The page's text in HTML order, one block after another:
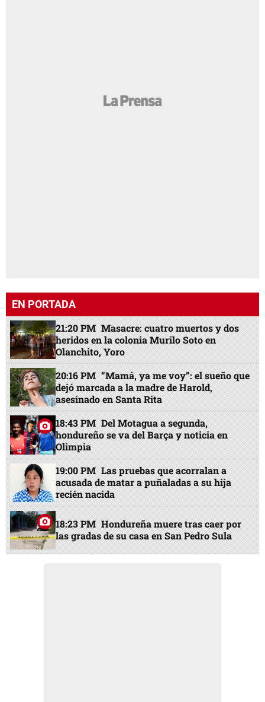
EN PORTADA
21:20 PM Masacre: cuatro muertos y dos
heridos en la colonia Murilo Soto en
Olanchito, Yoro
20:16 PM “Mamá, ya me voy”: el sueño que
dejó marcada a la madre de Harold,
asesinado en Santa Rita
18:43 PM Del Motagua a segunda,
hondureño se va del Barça y noticia en
Olimpia
19:00 PM Las pruebas que acorralan a
acusada de matar a puñaladas a su hija
recién nacida
18:23 PM Hondureña muere tras caer por
las gradas de su casa en San Pedro Sula